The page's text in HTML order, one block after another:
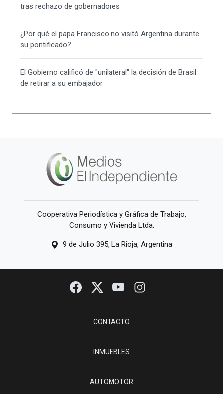
tras rechazo de gobernadores
¿Por qué el papa Francisco no visitó Argentina durante
su pontificado?
El Gobierno calificó de "unilateral" la decisión de Brasil
de retirar a su embajador
Cooperativa Periodística y Gráfica de Trabajo,
Consumo y Vivienda Ltda.
9 de Julio 395, La Rioja, Argentina
CONTACTO
INMUEBLES
AUTOMOTOR